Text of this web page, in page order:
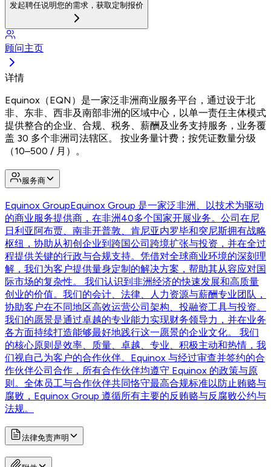
发起聘任说明您的需求，获取定制报价
顾问主页
详情
Equinox（EQN）是一家泛非洲商业服务平台，通过设于北
非、东非、西非及南部非洲的区域中心，以单一责任主体模式
提供整合的企业、合规、税务、薪酬及业务支持服务，业务覆
盖 30 多个非洲司法辖区。 按业务量计费；按凭证数量分级
（10–500 / 月）。
服务商
Equinox GroupEquinox Group 是一家泛非洲、以技术为驱动
的商业服务提供商，在非洲40多个国家开展业务。公司在尼
日利亚阿布贾、南非开普敦、肯尼亚内罗毕和突尼斯拥有战略
枢纽，协助从初创企业到跨国公司跨境扩张与投资，并在全过
程提供关键的行政与合规支持。凭借对全球商业环境的深刻理
解，我们为客户提供量身定制的解决方案，帮助其从容应对国
际市场的复杂性。 我们认识到非洲经济的快速发展和高质量
创业的价值。我们的会计、法律、人力资源与薪酬专业团队，
协助客户在不同地区高效运营公司架构、投融资工具与投资。
我们的愿景是通过卓越的专业能力实现财务领导力，并在业务
各方面持续打造能够最好地践行这一愿景的企业文化。 我们
的核心原则是效率、质量、卓越、专业、积极主动和热情，我
们视自己为客户的合作伙伴。Equinox 与经过审查并签约的合
作伙伴公司合作，所有合作伙伴均遵守 Equinox 的政策与原
则。全体员工与合作伙伴共同恪守最高合规标准以防止贿赂与
腐败，Equinox Group 遵循所有主要的反贿赂与反腐败公约与
法规。
法律免责声明